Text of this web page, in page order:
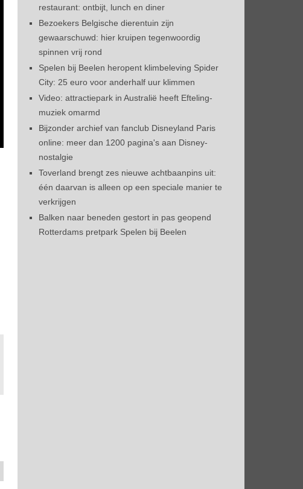
restaurant: ontbijt, lunch en diner
Bezoekers Belgische dierentuin zijn
gewaarschuwd: hier kruipen tegenwoordig
spinnen vrij rond
Spelen bij Beelen heropent klimbeleving Spider
City: 25 euro voor anderhalf uur klimmen
Video: attractiepark in Australië heeft Efteling-
muziek omarmd
Bijzonder archief van fanclub Disneyland Paris
online: meer dan 1200 pagina's aan Disney-
nostalgie
Toverland brengt zes nieuwe achtbaanpins uit:
één daarvan is alleen op een speciale manier te
verkrijgen
Balken naar beneden gestort in pas geopend
Rotterdams pretpark Spelen bij Beelen